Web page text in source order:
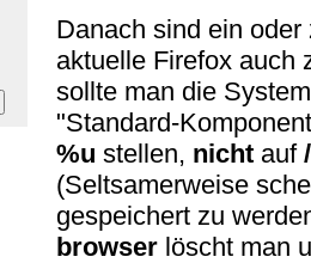
Danach sind ein
aktuelle Firefox auch
sollte man die
"Standard-
%u stellen, nichtauf
(Seltsamerweise
gespeichert zu
browserlöscht man